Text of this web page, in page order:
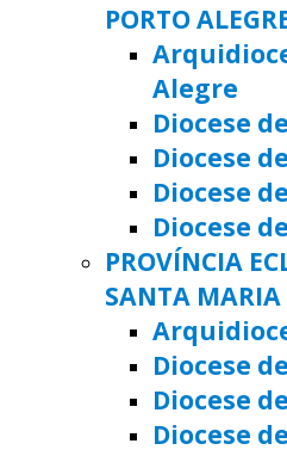
PORTO
Alegre
Diocese
Diocese
Diocese
Diocese
PROVÍNCIA
SANTA MARIA
Diocese
Diocese
Diocese